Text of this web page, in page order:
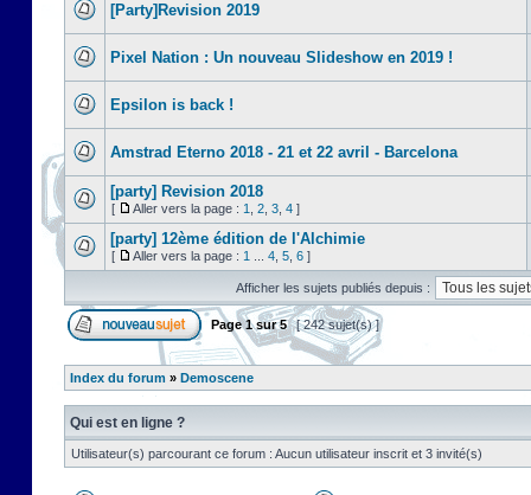
[Party]Revision 2019
Pixel Nation : Un nouveau Slideshow en 2019 !
Epsilon is back !
Amstrad Eterno 2018 - 21 et 22 avril - Barcelona
[party] Revision 2018
[ Aller vers la page : 1 2 3 4 ]
[party] 12ème édition de l'Alchimie
[ Aller vers la page : 1 4 5 6 ]
Afficher les sujets publiés depuis :
Page1sur5 [ 242 sujet(s) ]
Index du forum » Demoscene
Qui est en ligne ?
Utilisateur(s) parcourant ce forum : Aucun utilisateur inscrit et 3 invité(s)